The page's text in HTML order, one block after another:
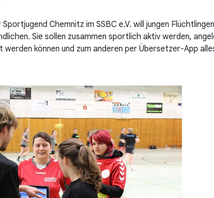
Chemnitz im SSBC e.V. will jungen
Sie sollen zusammen sportlich aktiv werden,
werden können und zum anderen per Übersetzer-App